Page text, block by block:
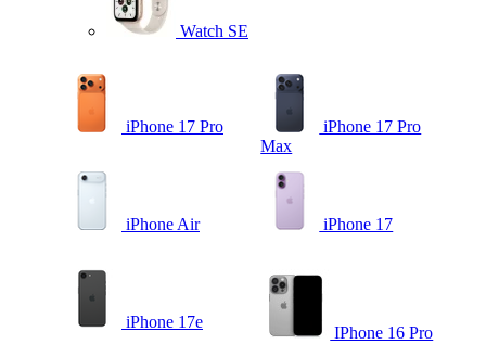
Watch SE
iPhone 17 Pro
iPhone 17 Pro
Max
iPhone Air iPhone 17
iPhone 17e
IPhone 16 Pro